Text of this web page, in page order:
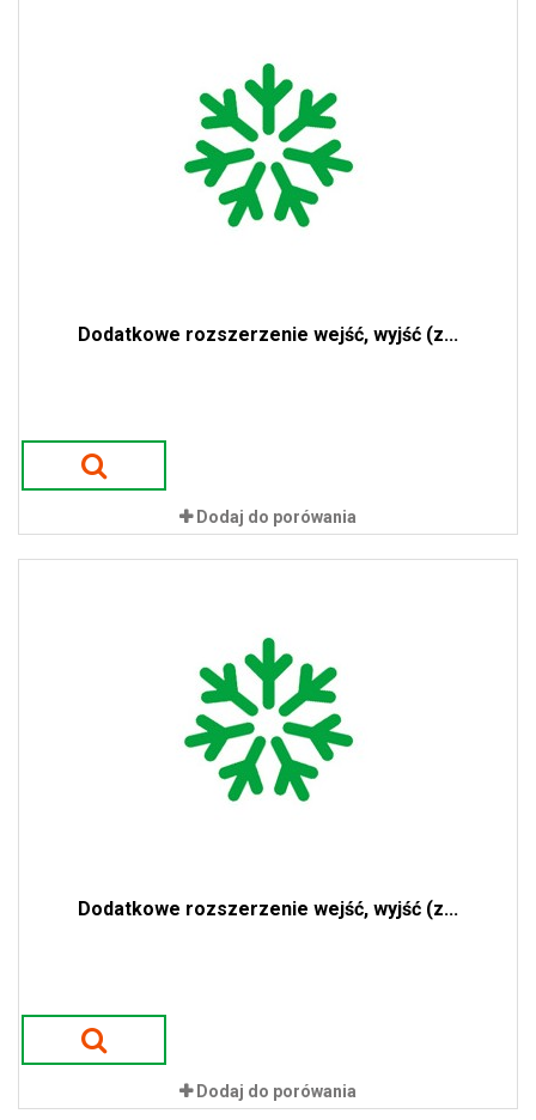
Dodatkowe rozszerzenie wejść, wyjść (z...
Dodaj do porówania
Dodatkowe rozszerzenie wejść, wyjść (z...
Dodaj do porówania